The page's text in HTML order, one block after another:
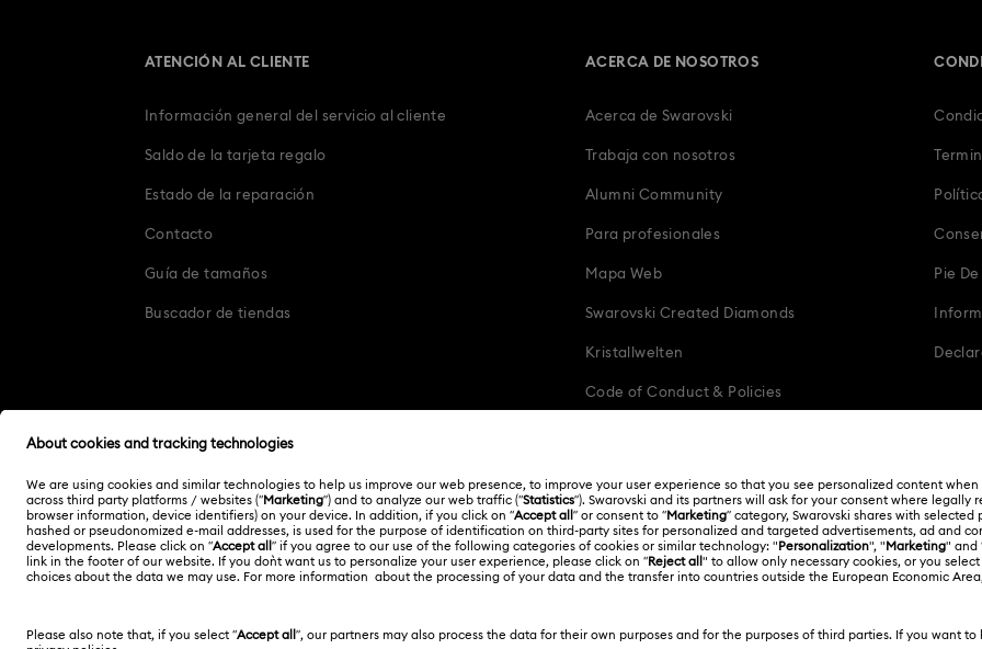
ATENCIÓN AL CLIENTE
Información general del servicio al cliente
Saldo de la tarjeta regalo
Estado de la reparación
Contacto
Guía de tamaños
Buscador de tiendas
ACERCA DE NOSOTROS
Acerca de Swarovski
Trabaja con nosotros
Alumni Community
Para profesionales
Mapa Web
Swarovski Created Diamonds
Kristallwelten
Code of Conduct & Policies
Pie
Otros países/regiones English Deutsch Español Français
Copyright ⓒ 2026 Swarovski. Todos los derechos
reservados.